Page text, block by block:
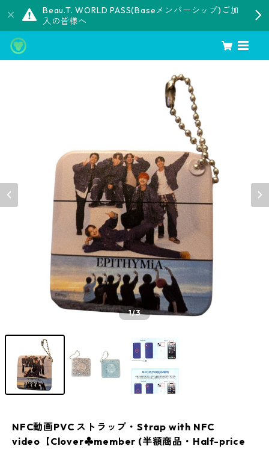
Beau.T. WORLD PASS(Baseメンバーシップ)ご加
入の皆様へ
1/3
NFC動画PVC ストラップ・Strap with NFC
video【Clover♣️member (半額商品・Half-price